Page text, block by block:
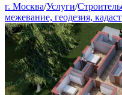
г. Москва/Услуги/
межевание, геодезия,